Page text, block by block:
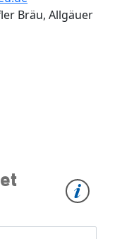
Bräu, Allgäuer